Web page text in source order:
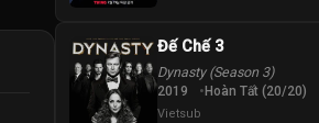
Đế Chế 3
Dynasty (Season 3)
2019 Hoàn Tất (20/20)
Vietsub